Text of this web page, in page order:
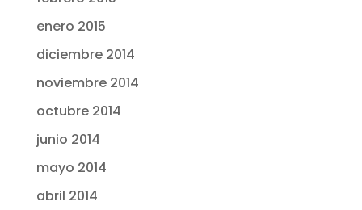
enero 2015
diciembre 2014
noviembre 2014
octubre 2014
junio 2014
mayo 2014
abril 2014